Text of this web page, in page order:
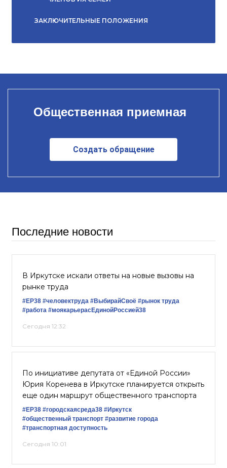
ЗАКЛЮЧИТЕЛЬНЫЕ ПОЛОЖЕНИЯ
Общественная приемная
Создать обращение
Последние новости
В Иркутске искали ответы на новые вызовы на
рынке труда
#ЕР38 #человектруда #ВыбирайСвоё #рынок труда
#работа #моякарьерасЕдинойРоссией38
Сегодня 12:32
По инициативе депутата от «Единой России»
Юрия Коренева в Иркутске планируется открыть
еще один маршрут общественного транспорта
#ЕР38 #городскаясреда38 #Иркутск
#общественный транспорт #развитие города
#транспортная доступность
Сегодня 10:01